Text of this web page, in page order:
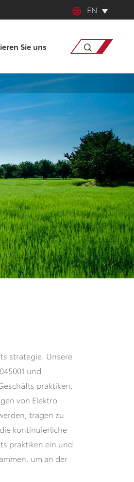
EN
日本語
한국어
Deutsch
Español
Sie uns
Suche
strategie. Unsere
und
praktiken.
von Elektro
tragen zu
kontinuierliche
praktiken ein und
um an der